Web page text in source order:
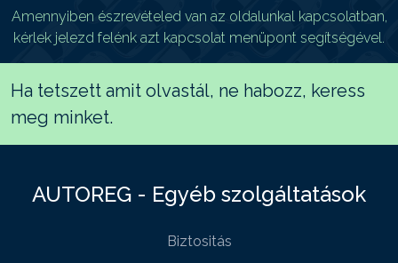
Amennyiben észrevételed van az oldalunkal kapcsolatban,
kérlek jelezd felénk azt kapcsolat menüpont segítségével.
Ha tetszett amit olvastál, ne habozz, keress
meg minket.
AUTOREG - Egyéb szolgáltatások
Biztositás